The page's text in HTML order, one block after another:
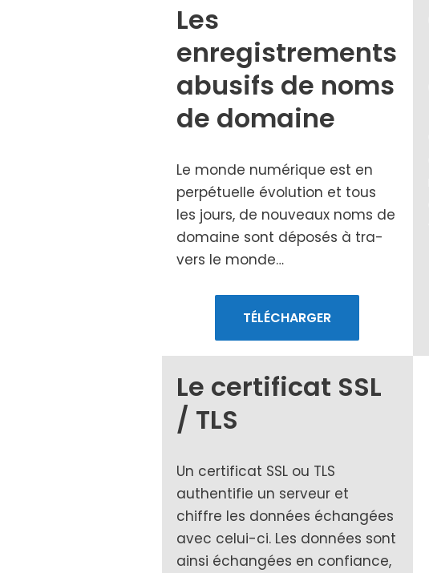
Les
enregistrements
abusifs de noms
de domaine
Le monde numé­rique est en
per­pé­tuelle évo­lu­tion et tous
les jours, de nou­veaux noms de
domaine sont dépo­sés à tra­
vers le monde…
TÉLÉCHARGER
Le certificat SSL
/ TLS
Un cer­ti­fi­cat SSL ou TLS
authen­ti­fie un ser­veur et
chiffre les don­nées échan­gées
avec celui-ci. Les don­nées sont
ain­si échan­gées en confiance,